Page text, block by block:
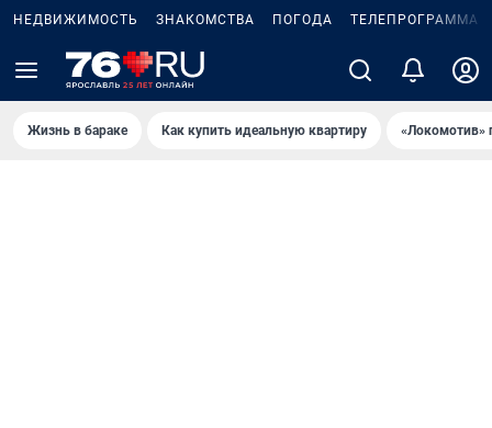
НЕДВИЖИМОСТЬ ЗНАКОМСТВА ПОГОДА ТЕЛЕПРОГРАММА
Жизнь в бараке Как купить идеальную квартиру «Локомотив»